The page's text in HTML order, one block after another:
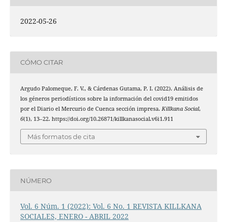
2022-05-26
CÓMO CITAR
Argudo Palomeque, F. V., & Cárdenas Gutama, P. I. (2022). Análisis de
los géneros periodísticos sobre la información del covid19 emitidos
por el Diario el Mercurio de Cuenca sección impresa. Killkana Social,
6(1), 13–22. https://doi.org/10.26871/killkanasocial.v6i1.911
Más formatos de cita
NÚMERO
Vol. 6 Núm. 1 (2022): Vol. 6 No. 1 REVISTA KILLKANA
SOCIALES, ENERO - ABRIL 2022